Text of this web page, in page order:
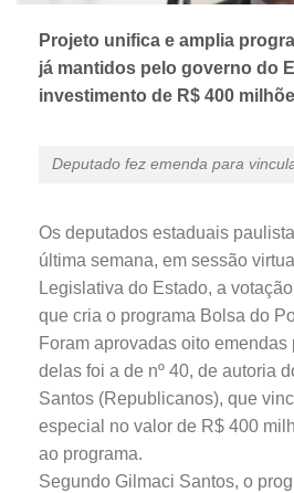
Projeto unifica e amplia
já mantidos pelo governo do
investimento de R$ 400
Deputado fez emenda para
Os deputados estaduais
última semana, em sessão
Legislativa do Estado, a
que cria o programa Bolsa do
Foram aprovadas oito emendas
delas foi a de nº 40, de autoria
Santos (Republicanos), que
especial no valor de R$ 400
ao programa.
Segundo Gilmaci Santos, o